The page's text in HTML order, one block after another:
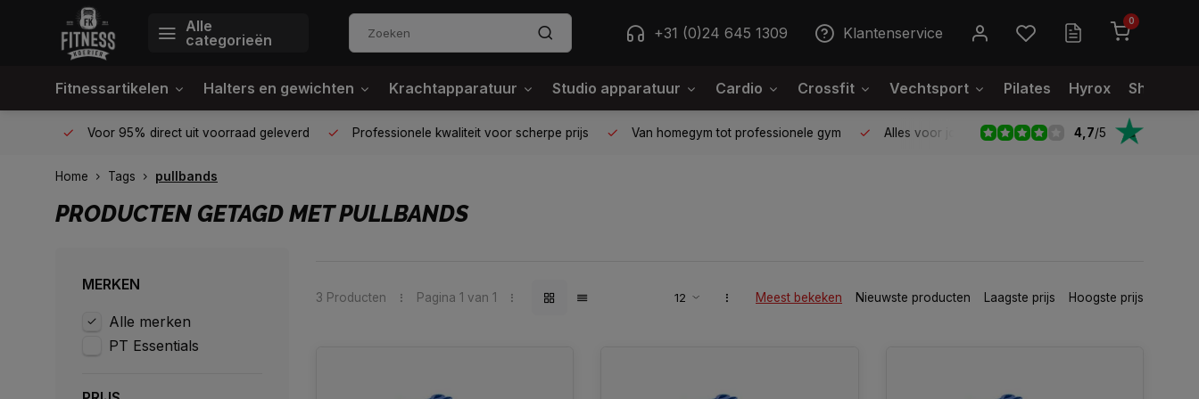
Alle
categorieën
+31 (0)24 645 1309 Klantenservice
0
Fitnessartikelen Halters en gewichten Krachtapparatuur Studio apparatuur Cardio Crossfit Vechtsport Pilates Hyrox
Voor 95% direct uit voorraad geleverd Professionele kwaliteit voor scherpe prijs Van homegym tot professionele gym Alles voor jouw gym op één plek Voor 95%
4,7/5
Home Tags pullbands
PRODUCTEN GETAGD MET PULLBANDS
MERKEN
Alle merken
PT Essentials
3 Producten Pagina 1 van 1 Meest bekeken Nieuwste producten Laagste prijs Hoogste prijs